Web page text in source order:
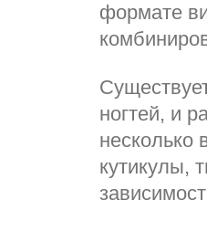
формате
ногтей, и
несколько
кутикулы,